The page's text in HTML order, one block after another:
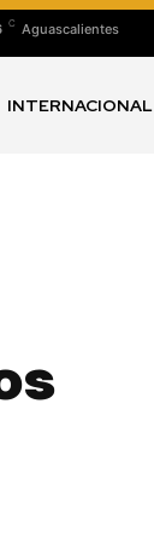
C Aguascalientes
INTERNACIONAL